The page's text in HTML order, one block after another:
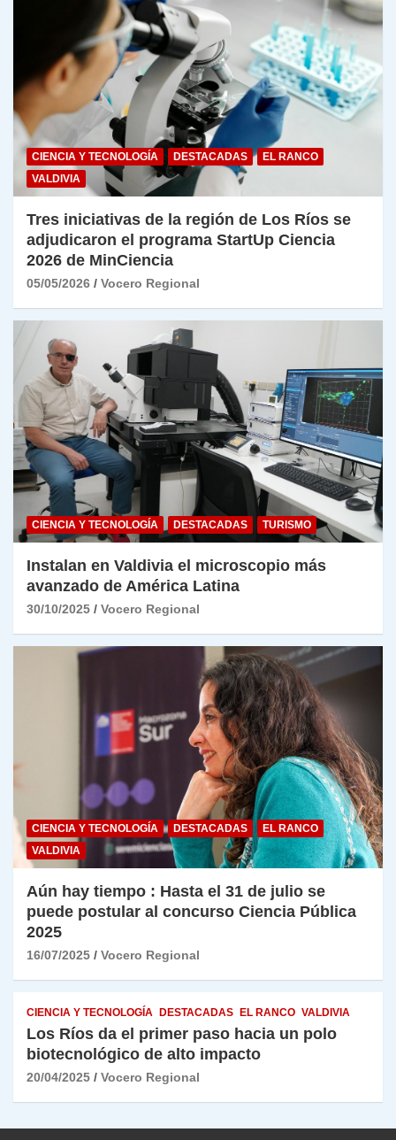
CIENCIA Y TECNOLOGÍA DESTACADAS
EL RANCO
VALDIVIA
Tres iniciativas de la región de Los Ríos se
adjudicaron el programa StartUp Ciencia
2026 de MinCiencia
05/05/2026 Vocero Regional
CIENCIA Y TECNOLOGÍA DESTACADAS TURISMO
Instalan en Valdivia el microscopio más
avanzado de América Latina
30/10/2025 Vocero Regional
CIENCIA Y TECNOLOGÍA DESTACADAS
EL RANCO
VALDIVIA
Aún hay tiempo : Hasta el 31 de julio se
puede postular al concurso Ciencia Pública
2025
16/07/2025 Vocero Regional
CIENCIA Y TECNOLOGÍA DESTACADAS EL RANCO VALDIVIA
Los Ríos da el primer paso hacia un polo
biotecnológico de alto impacto
20/04/2025 Vocero Regional